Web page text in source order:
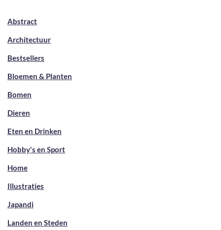
Abstract
Architectuur
Bestsellers
Bloemen & Planten
Bomen
Dieren
Eten en Drinken
Hobby's en Sport
Home
Illustraties
Japandi
Landen en Steden